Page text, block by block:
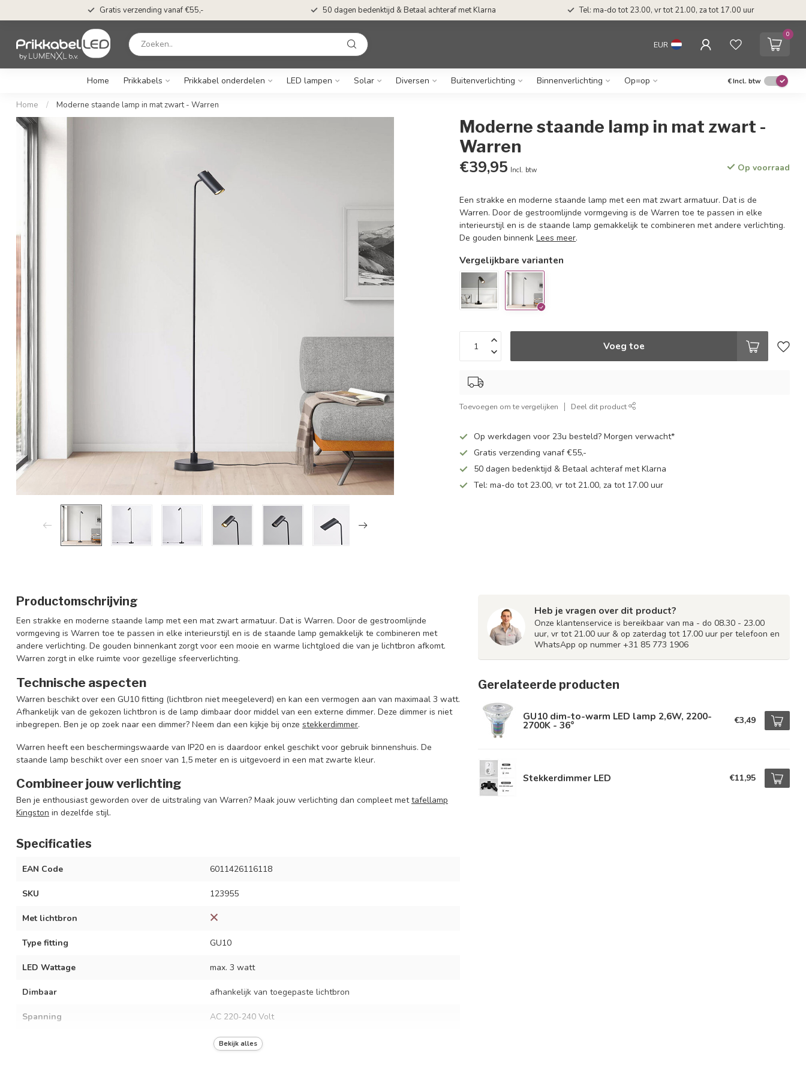
Gratis verzending vanaf €55,- 50 dagen bedenktijd & Betaal achteraf met Klarna Tel: ma-do tot 23.00, vr tot 21.00, za tot 17.00 uur
EUR
0
Home Prikkabels Prikkabel onderdelen LED lampen Solar Diversen Buitenverlichting Binnenverlichting Op=op €Incl. btw
Home / Moderne staande lamp in mat zwart - Warren
Moderne staande lamp in mat zwart -
Warren
€39,95 Incl. btw Op voorraad
Een strakke en moderne staande lamp met een mat zwart armatuur. Dat is de
Warren. Door de gestroomlijnde vormgeving is de Warren toe te passen in elke
interieurstijl en is de staande lamp gemakkelijk te combineren met andere verlichting.
De gouden binnenkLees meer.
Vergelijkbare varianten
Voeg toe
Toevoegen om te vergelijken Deel dit product
Op werkdagen voor 23u besteld? Morgen verwacht*
Gratis verzending vanaf €55,-
50 dagen bedenktijd & Betaal achteraf met Klarna
Tel: ma-do tot 23.00, vr tot 21.00, za tot 17.00 uur
Productomschrijving
Een strakke en moderne staande lamp met een mat zwart armatuur. Dat is Warren. Door de gestroomlijnde
vormgeving is Warren toe te passen in elke interieurstijl en is de staande lamp gemakkelijk te combineren met
andere verlichting. De gouden binnenkant zorgt voor een mooie en warme lichtgloed die van je lichtbron afkomt.
Warren zorgt in elke ruimte voor gezellige sfeerverlichting.
Technische aspecten
Warren beschikt over een GU10 fitting (lichtbron niet meegeleverd) en kan een vermogen aan van maximaal 3 watt.
Afhankelijk van de gekozen lichtbron is de lamp dimbaar door middel van een externe dimmer. Deze dimmer is niet
inbegrepen. Ben je op zoek naar een dimmer? Neem dan een kijkje bij onze stekkerdimmer.
Warren heeft een beschermingswaarde van IP20 en is daardoor enkel geschikt voor gebruik binnenshuis. De
staande lamp beschikt over een snoer van 1,5 meter en is uitgevoerd in een mat zwarte kleur.
Combineer jouw verlichting
Ben je enthousiast geworden over de uitstraling van Warren? Maak jouw verlichting dan compleet mettafellamp
Kingston in dezelfde stijl.
Specificaties
EAN Code 6011426116118
SKU 123955
Met lichtbron
Type fitting GU10
LED Wattage max. 3 watt
Dimbaar afhankelijk van toegepaste lichtbron
Spanning AC 220-240 Volt
50/60 Hz
Bekijk alles
Heb je vragen over dit product?
Onze klantenservice is bereikbaar van ma - do 08.30 - 23.00
uur, vr tot 21.00 uur & op zaterdag tot 17.00 uur per telefoon en
WhatsApp op nummer +31 85 773 1906
Gerelateerde producten
GU10 dim-to-warm LED lamp 2,6W, 2200-
2700K - 36° €3,49
Stekkerdimmer LED €11,95